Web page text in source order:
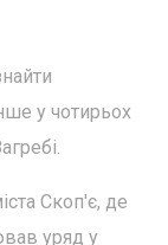
у чотирьох
Скоп'є, де
уряд у